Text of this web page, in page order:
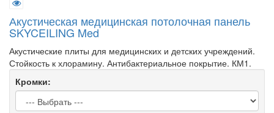
Акустическая медицинская потолочная панель
SKYCEILING Med
Акустические плиты для медицинских и детских учреждений.
Стойкость к хлорамину. Антибактериальное покрытие. КМ1.
Кромки: